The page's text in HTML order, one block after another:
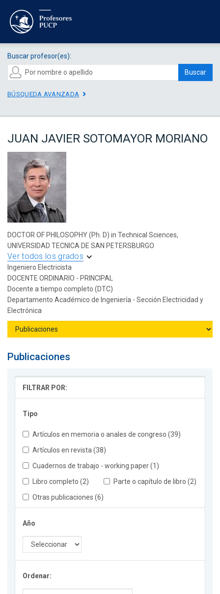
Buscar profesor(es):
Buscar
BÚSQUEDA AVANZADA
JUAN JAVIER SOTOMAYOR MORIANO
DOCTOR OF PHILOSOPHY (Ph. D) in Technical Sciences,
UNIVERSIDAD TECNICA DE SAN PETERSBURGO
Ver todos los grados
Ingeniero Electricista
DOCENTE ORDINARIO - PRINCIPAL
Docente a tiempo completo (DTC)
Departamento Académico de Ingeniería - Sección Electricidad y
Electrónica
Publicaciones
FILTRAR POR:
Tipo
Artículos en memoria o anales de congreso (39)
Artículos en revista (38)
Cuadernos de trabajo - working paper (1)
Libro completo (2)
Parte o capítulo de libro (2)
Otras publicaciones (6)
Año
Ordenar: